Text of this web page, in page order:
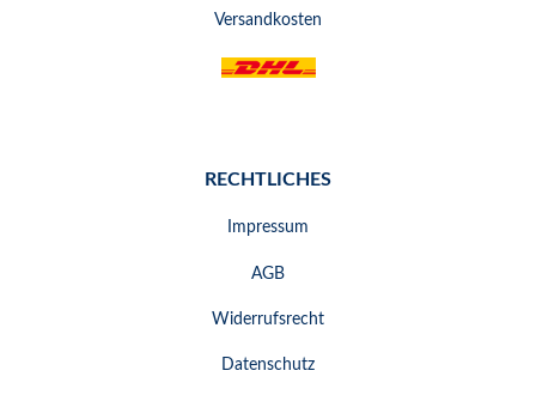
Versandkosten
RECHTLICHES
Impressum
AGB
Widerrufsrecht
Datenschutz